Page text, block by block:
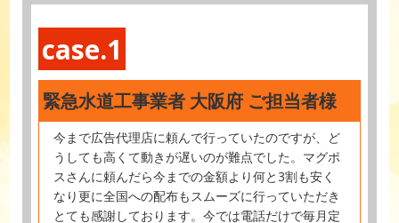
case.1
緊急水道工事業者 大阪府 ご担当者様
今まで広告代理店に頼んで行っていたのですが、ど
うしても高くて動きが遅いのが難点でした。マグポ
スさんに頼んだら今までの金額より何と3割も安く
なり更に全国への配布もスムーズに行っていただき
とても感謝しております。今では電話だけで毎月定